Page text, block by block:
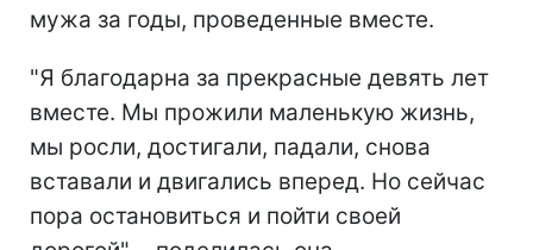
мужа за годы, проведенные вместе.
"Я благодарна за прекрасные девять лет
вместе. Мы прожили маленькую жизнь,
мы росли, достигали, падали, снова
вставали и двигались вперед. Но сейчас
пора остановиться и пойти своей